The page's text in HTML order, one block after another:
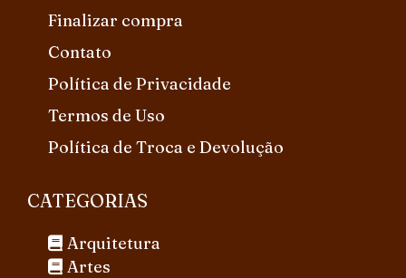
Finalizar compra
Contato
Política de Privacidade
Termos de Uso
Política de Troca e Devolução
CATEGORIAS
Arquitetura
Artes